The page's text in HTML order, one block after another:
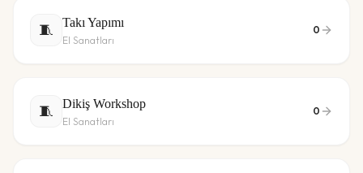
🧵 Takı Yapımı
El Sanatları
0
🧵 Dikiş Workshop
El Sanatları
0